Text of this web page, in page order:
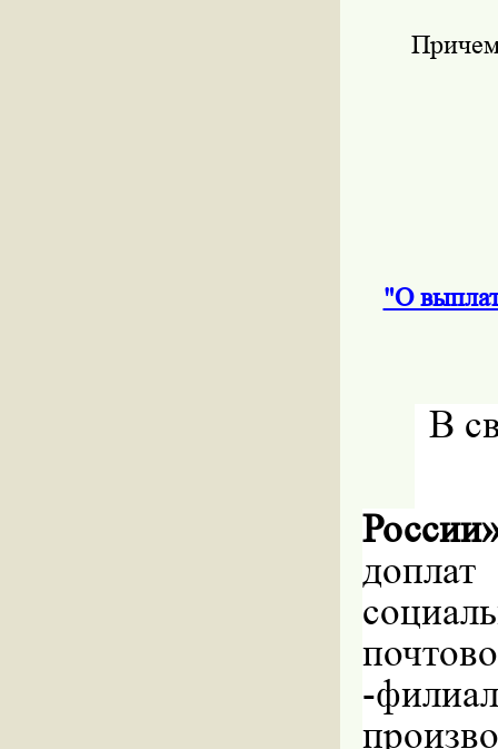
"О
В
-